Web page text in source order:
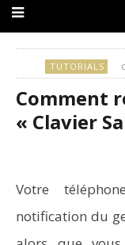
TUTORIALS
Comment
« Clavier
Votre
notification du